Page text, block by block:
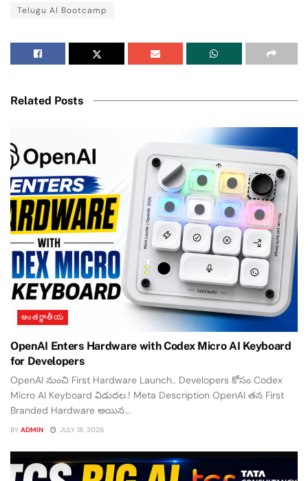
Telugu AI Bootcamp
Related Posts
అంతర్జాతీయ
OpenAI Enters Hardware with Codex Micro AI Keyboard
for Developers
OpenAI నుంచి First Hardware Launch.. Developers కోసం Codex
Micro AI Keyboard విడుదల.! Meta Description OpenAI తన First
Branded Hardware అయిన...
BY ADMIN JULY 18, 2026